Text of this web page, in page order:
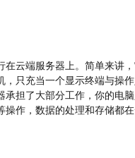
云端服务器上。简单来讲
只充当一个显示终端与操
担了大部分工作，你的电
作，数据的处理和存储都